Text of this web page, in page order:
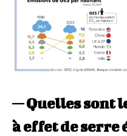
— Quelles sont
à effet de serre